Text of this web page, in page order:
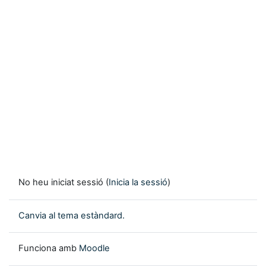
No heu iniciat sessió (Inicia la sessió)
Canvia al tema estàndard.
Funciona amb Moodle